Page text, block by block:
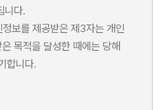
니다.
보를 제공받은 제3자는 개인
목적을 달성한 때에는 당해
합니다.